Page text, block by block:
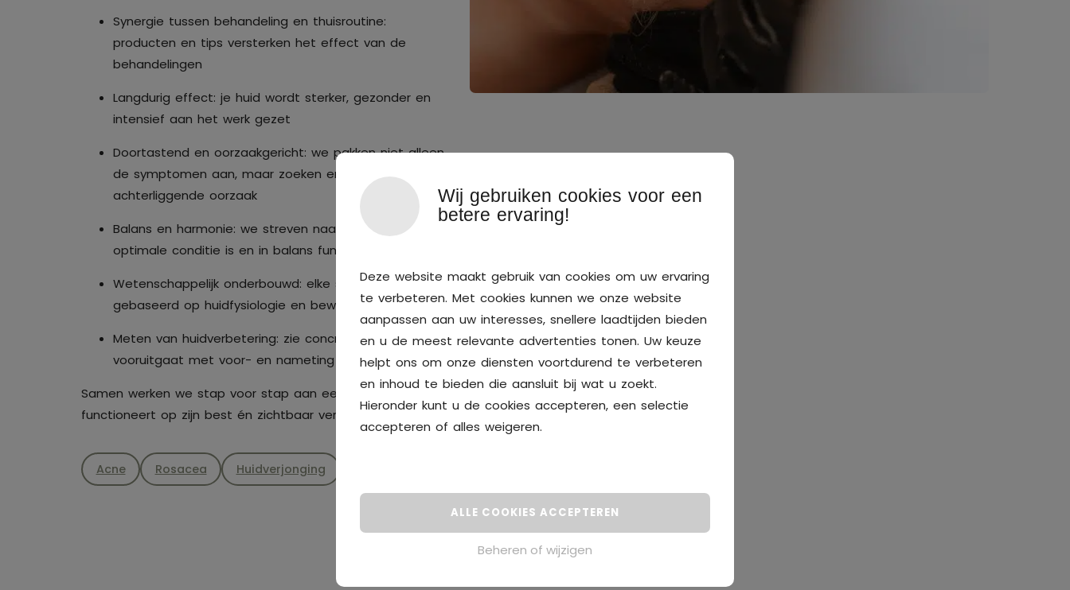
Synergie tussen behandeling en thuisroutine:
producten en tips versterken het effect van de
behandelingen
Langdurig effect: je huid wordt sterker, gezonder en
intensief aan het werk gezet
Doortastend en oorzaakgericht: we pakken niet alleen
de symptomen aan, maar zoeken en behandelen de
achterliggende oorzaak
Balans en harmonie: we streven naar een huid die in
optimale conditie is en in balans functioneert
Wetenschappelijk onderbouwd: elke stap is
gebaseerd op huidfysiologie en bewezen methodes
Meten van huidverbetering: zie concreet hoe je huid
vooruitgaat met voor- en nameting
Samen werken we stap voor stap aan een huid die
functioneert op zijn best én zichtbaar verbeterd is!
Acne Rosacea Huidverjonging
Wij gebruiken cookies voor een
betere ervaring!
Deze website maakt gebruik van cookies om uw ervaring
te verbeteren. Met cookies kunnen we onze website
aanpassen aan uw interesses, snellere laadtijden bieden
en u de meest relevante advertenties tonen. Uw keuze
helpt ons om onze diensten voortdurend te verbeteren
en inhoud te bieden die aansluit bij wat u zoekt.
Hieronder kunt u de cookies accepteren, een selectie
accepteren of alles weigeren.
ALLE COOKIES ACCEPTEREN
Beheren of wijzigen